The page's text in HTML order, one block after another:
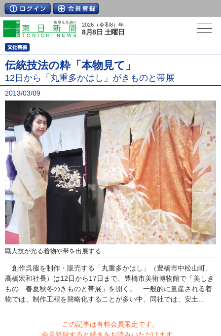
2026（令和8）年
8月8日 土曜日
伝統技法の粋「本物見て」
12日から「丸重多かはし」がきものと帯展
2013/03/09
職人技が光る着物や帯を出展する
創作呉服を制作・販売する「丸重多かはし」（豊橋市中松山町、
高橋宏和社長）は12日から17日まで、豊橋市美術博物館で「美しき
もの 春夏秋冬のきものと帯展」を開く。 一般的に量産される着
物では、制作工程を簡略化することが多い中、同社では、安土...
この記事は有料会員限定です。